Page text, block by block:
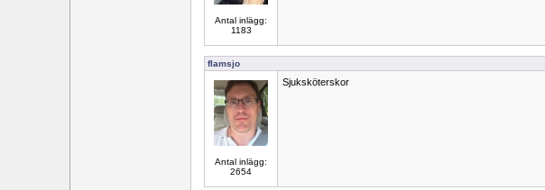
Antal inlägg:
1183
flamsjo
Antal inlägg:
2654
Sjuksköterskor